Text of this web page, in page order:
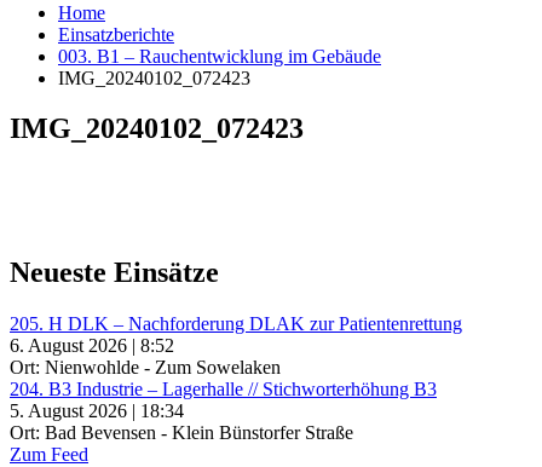
Home
Einsatzberichte
003. B1 – Rauchentwicklung im Gebäude
IMG_20240102_072423
IMG_20240102_072423
Neueste Einsätze
205. H DLK – Nachforderung DLAK zur Patientenrettung
6. August 2026 | 8:52
Ort: Nienwohlde - Zum Sowelaken
204. B3 Industrie – Lagerhalle // Stichworterhöhung B3
5. August 2026 | 18:34
Ort: Bad Bevensen - Klein Bünstorfer Straße
Zum Feed